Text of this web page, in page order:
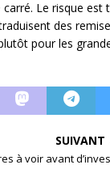
Le risque est
des
pour les
SUIVANT
à voir avant